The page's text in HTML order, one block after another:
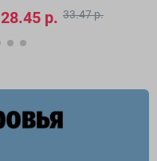
28.45 р. 33.47 р.